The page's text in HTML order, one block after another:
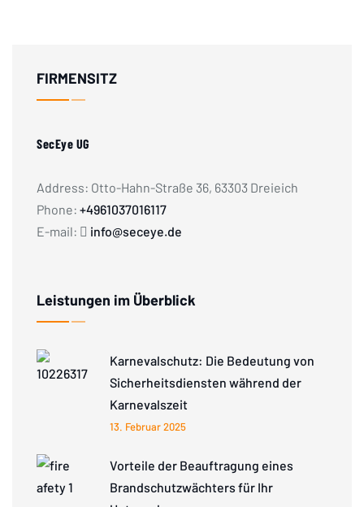
FIRMENSITZ
SecEye UG
Address: Otto-Hahn-Straße 36, 63303 Dreieich
Phone: +4961037016117
E-mail:
info@seceye.de
Leistungen im Überblick
Karnevalschutz: Die Bedeutung von
Sicherheitsdiensten während der
Karnevalszeit
13. Februar 2025
Vorteile der Beauftragung eines
Brandschutzwächters für Ihr